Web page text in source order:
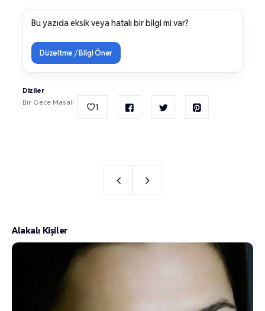
Bu yazıda eksik veya hatalı bir bilgi mi var?
Düzeltme / Bilgi Öner
Diziler
Bir Gece Masalı
1
Alakalı Kişiler